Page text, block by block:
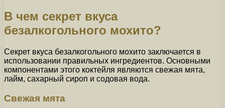
В чем секрет вкуса
безалкогольного мохито?
Секрет вкуса безалкогольного мохито заключается в
использовании правильных ингредиентов. Основными
компонентами этого коктейля являются свежая мята,
лайм, сахарный сироп и содовая вода.
Свежая мята